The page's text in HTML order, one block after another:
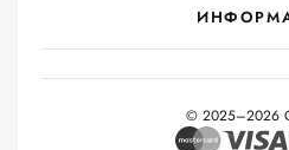
© 2025–2026